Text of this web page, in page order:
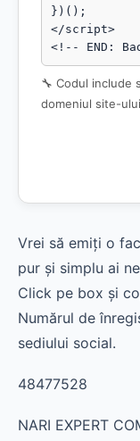
})();
</script>
<!-- END:
🔧 Codul include
domeniul site-
Vrei să emiți o
pur și simplu ai
Click pe box și
Numărul de
sediului social.
48477528
NARI EXPERT